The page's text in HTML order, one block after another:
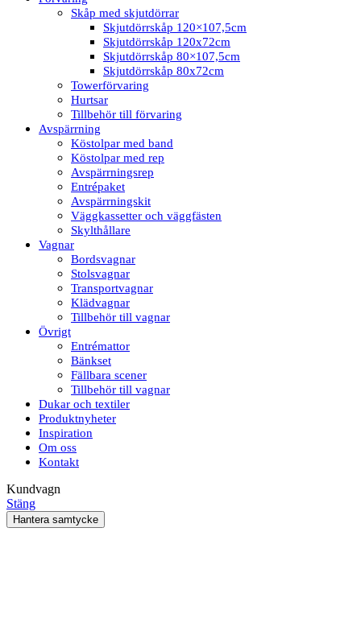
Skåp med skjutdörrar
Skjutdörrskåp 120×107,5cm
Skjutdörrskåp 120x72cm
Skjutdörrskåp 80×107,5cm
Skjutdörrskåp 80x72cm
Towerförvaring
Hurtsar
Tillbehör till förvaring
Avspärrning
Köstolpar med band
Köstolpar med rep
Avspärrningsrep
Entrépaket
Avspärrningskit
Väggkassetter och väggfästen
Skylthållare
Vagnar
Bordsvagnar
Stolsvagnar
Transportvagnar
Klädvagnar
Tillbehör till vagnar
Övrigt
Entrémattor
Bänkset
Fällbara scener
Tillbehör till vagnar
Dukar och textiler
Produktnyheter
Inspiration
Om oss
Kontakt
Kundvagn
Stäng
Hantera samtycke